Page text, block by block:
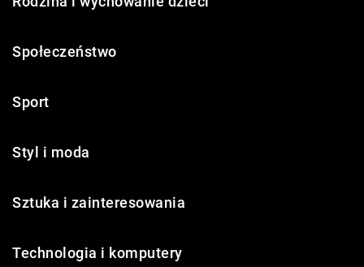
Społeczeństwo
Sport
Styl i moda
Sztuka i zainteresowania
Technologia i komputery